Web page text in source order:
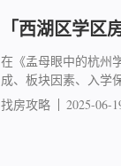
「西湖区学区
在《孟母眼中的杭州
成、板块因素、入学
找房攻略
2025-06-